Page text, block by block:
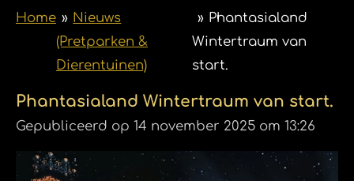
hoofdinhoud
Home » Nieuws
(Pretparken &
Dierentuinen)
» ​Phantasialand
Wintertraum van
start.
​Phantasialand Wintertraum van start.
Gepubliceerd op 14 november 2025 om 13:26